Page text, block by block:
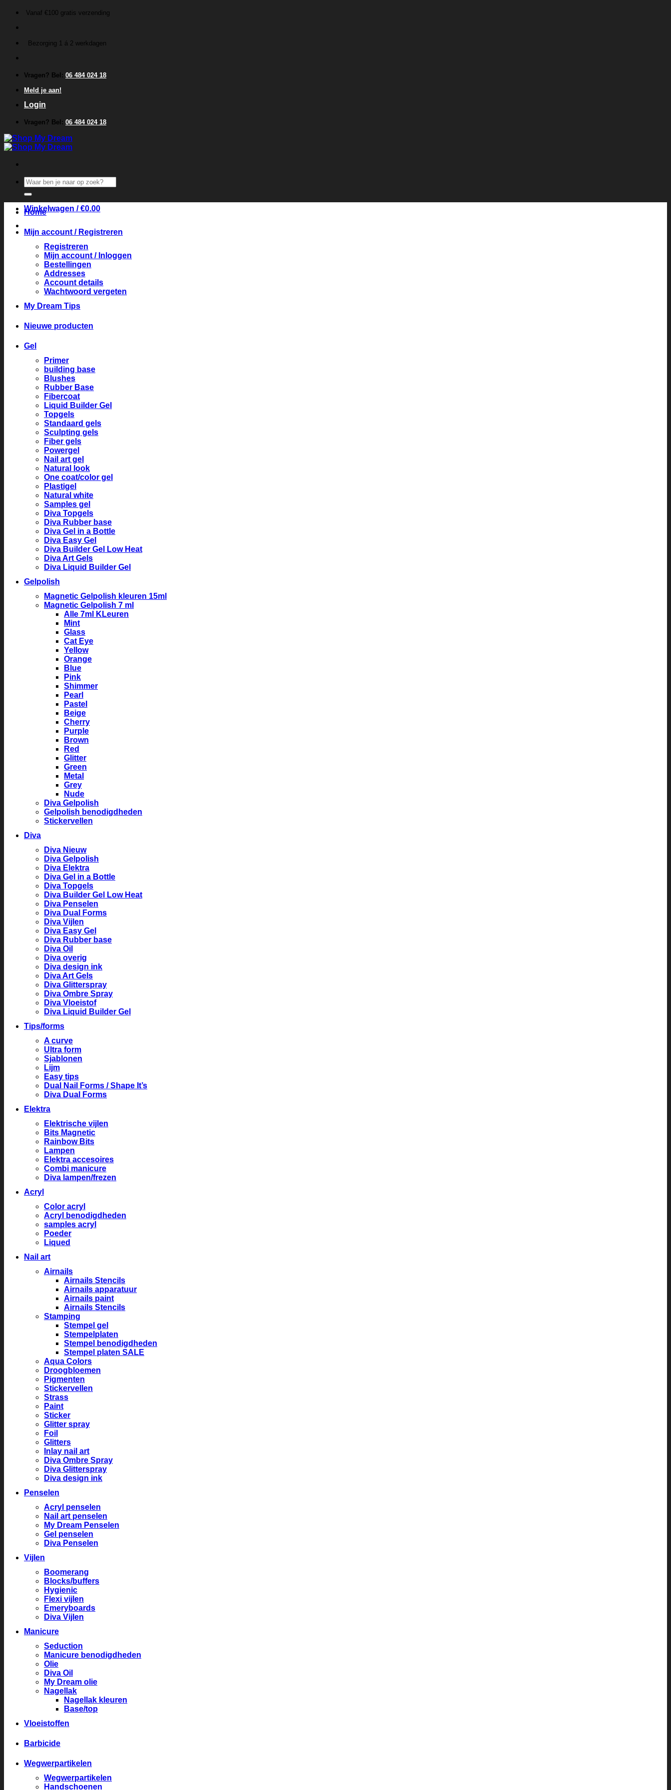
inhoud
Vanaf €100 gratis verzending
Bezorging 1 á 2 werkdagen
Vragen? Bel: 06 484 024 18
Meld je aan!
Login
Vragen? Bel: 06 484 024 18
Zoeken
naar:
Winkelwagen /€0.00
Home
Mijn account / Registreren
Registreren
Mijn account / Inloggen
Bestellingen
Addresses
Account details
Wachtwoord vergeten
My Dream Tips
Nieuwe producten
Gel
Primer
building base
Blushes
Rubber Base
Fibercoat
Liquid Builder Gel
Topgels
Standaard gels
Sculpting gels
Fiber gels
Powergel
Nail art gel
Natural look
One coat/color gel
Plastigel
Natural white
Samples gel
Diva Topgels
Diva Rubber base
Diva Gel in a Bottle
Diva Easy Gel
Diva Builder Gel Low Heat
Diva Art Gels
Diva Liquid Builder Gel
Gelpolish
Magnetic Gelpolish kleuren 15ml
Magnetic Gelpolish 7 ml
Alle 7ml KLeuren
Mint
Glass
Cat Eye
Yellow
Orange
Blue
Pink
Shimmer
Pearl
Pastel
Beige
Cherry
Purple
Brown
Red
Glitter
Green
Metal
Grey
Nude
Diva Gelpolish
Gelpolish benodigdheden
Stickervellen
Diva
Diva Nieuw
Diva Gelpolish
Diva Elektra
Diva Gel in a Bottle
Diva Topgels
Diva Builder Gel Low Heat
Diva Penselen
Diva Dual Forms
Diva Vijlen
Diva Easy Gel
Diva Rubber base
Diva Oil
Diva overig
Diva design ink
Diva Art Gels
Diva Glitterspray
Diva Ombre Spray
Diva Vloeistof
Diva Liquid Builder Gel
Tips/forms
A curve
Ultra form
Sjablonen
Lijm
Easy tips
Dual Nail Forms / Shape It’s
Diva Dual Forms
Elektra
Elektrische vijlen
Bits Magnetic
Rainbow Bits
Lampen
Elektra accesoires
Combi manicure
Diva lampen/frezen
Acryl
Color acryl
Acryl benodigdheden
samples acryl
Poeder
Liqued
Nail art
Airnails
Airnails Stencils
Airnails apparatuur
Airnails paint
Airnails Stencils
Stamping
Stempel gel
Stempelplaten
Stempel benodigdheden
Stempel platen SALE
Aqua Colors
Droogbloemen
Pigmenten
Stickervellen
Strass
Paint
Sticker
Glitter spray
Foil
Glitters
Inlay nail art
Diva Ombre Spray
Diva Glitterspray
Diva design ink
Penselen
Acryl penselen
Nail art penselen
My Dream Penselen
Gel penselen
Diva Penselen
Vijlen
Boomerang
Blocks/buffers
Hygienic
Flexi vijlen
Emeryboards
Diva Vijlen
Manicure
Seduction
Manicure benodigdheden
Olie
Diva Oil
My Dream olie
Nagellak
Nagellak kleuren
Base/top
Vloeistoffen
Barbicide
Wegwerpartikelen
Wegwerpartikelen
Handschoenen